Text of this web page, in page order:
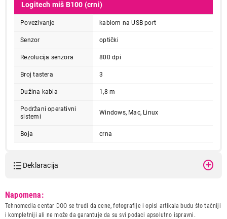
Logitech miš B100 (crni)
Povezivanje kablom na USB port
Senzor optički
Rezolucija senzora 800 dpi
Broj tastera 3
Dužina kabla 1,8 m
Podržani operativni
sistemi
Windows, Mac, Linux
Boja crna
Deklaracija
Naziv i vrsta robe:
MIS
Uvoznik:
ASBIS d.o.o.
Napomena:
Tehnomedia centar DOO se trudi da cene, fotografije i opisi artikala budu što tačniji
i kompletniji ali ne može da garantuje da su svi podaci apsolutno ispravni.